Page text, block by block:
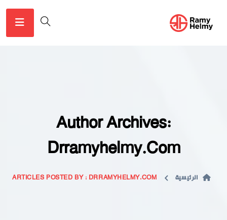
Author Archives:
Drramyhelmy.com
الرئيسية ARTICLES POSTED BY : DRRAMYHELMY.COM